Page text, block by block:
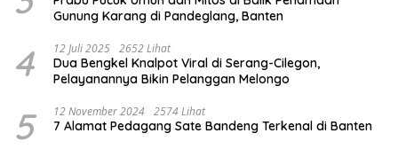
Gunung Karang di Pandeglang, Banten
4 12 Juli 2025 2652 Lihat
Dua Bengkel Knalpot Viral di Serang-Cilegon,
Pelayanannya Bikin Pelanggan Melongo
5 12 November 2024 2574 Lihat
7 Alamat Pedagang Sate Bandeng Terkenal di Banten